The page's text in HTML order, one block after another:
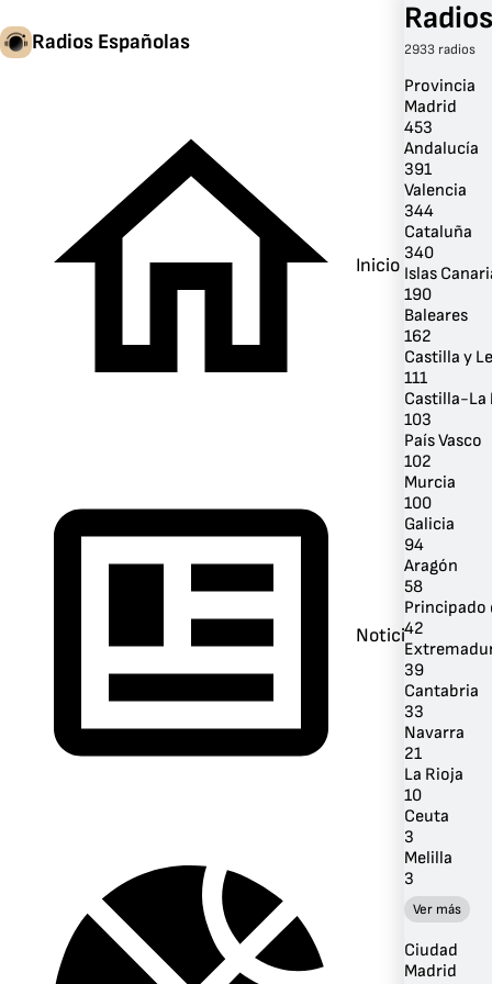
Radios Españolas
Inicio
Noticias
2933 radios
Provincia
Madrid
453
Andalucía
391
Valencia
344
Cataluña
340
Islas
190
Baleares
162
Castilla y
111
Castilla-La
103
País Vasco
102
Murcia
100
Galicia
94
Aragón
58
Principado
42
39
Cantabria
33
Navarra
21
La Rioja
10
Ceuta
3
Melilla
3
Ver más
Ciudad
Madrid